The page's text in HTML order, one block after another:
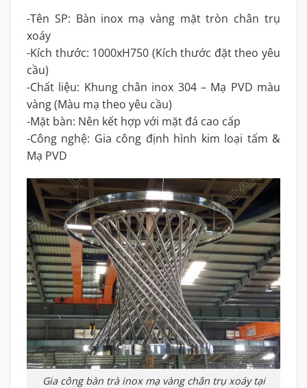
-Tên SP: Bàn inox mạ vàng mặt tròn chân trụ
xoáy
-Kích thước: 1000xH750 (Kích thước đặt theo yêu
cầu)
-Chất liệu: Khung chân inox 304 – Mạ PVD màu
vàng (Màu mạ theo yêu cầu)
-Mặt bàn: Nên kết hợp với mặt đá cao cấp
-Công nghệ: Gia công định hình kim loại tấm &
Mạ PVD
Gia công bàn trà inox mạ vàng chân trụ xoáy tại